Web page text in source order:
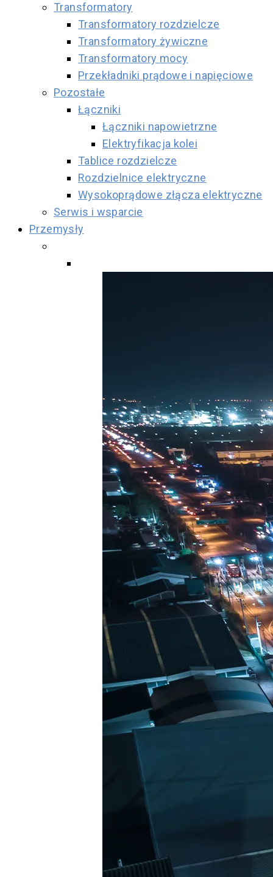
Transformatory
Transformatory rozdzielcze
Transformatory żywiczne
Transformatory mocy
Przekładniki prądowe i napięciowe
Pozostałe
Łączniki
Łączniki napowietrzne
Elektryfikacja kolei
Tablice rozdzielcze
Rozdzielnice elektryczne
Wysokoprądowe złącza elektryczne
Serwis i wsparcie
Przemysły